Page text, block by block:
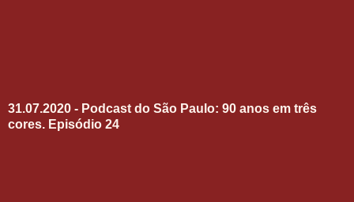
31.07.2020 - Podcast do São Paulo: 90 anos em três
cores. Episódio 24